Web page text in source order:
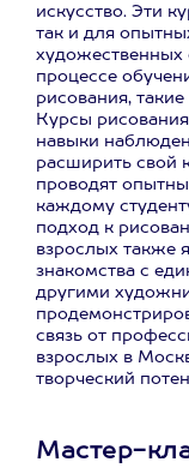
искусство. Эти
так и для
художественных
процессе
рисования,
Курсы
навыки
расширить свой
проводят
каждому
подход к
взрослых также
знакомства с
другими
связь от
взрослых в
творческий
Мастер-